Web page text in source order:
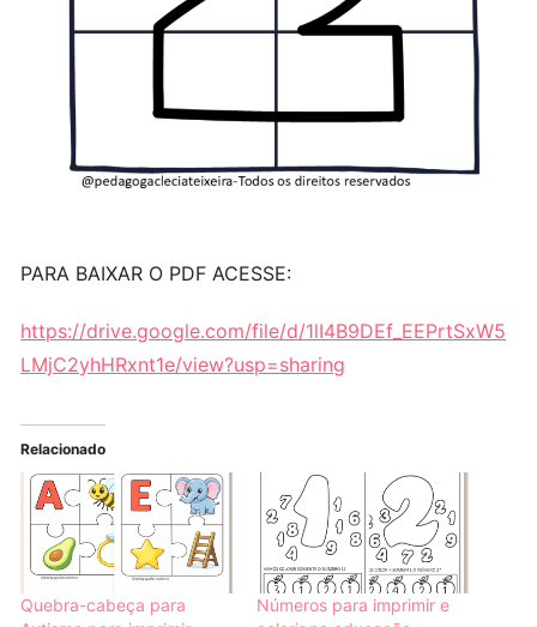
PARA BAIXAR O PDF ACESSE:
https://drive.google.com/file/d/1lI4B9DEf_EEPrtSxW5
LMjC2yhHRxnt1e/view?usp=sharing
Relacionado
Quebra-cabeça para
Números para imprimir e